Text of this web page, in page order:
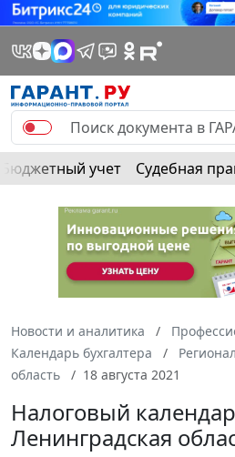
Бюджетный учет Судебная
Новости и аналитика
Календарь бухгалтера
область
18 августа 2021
Налоговый
Ленинградская